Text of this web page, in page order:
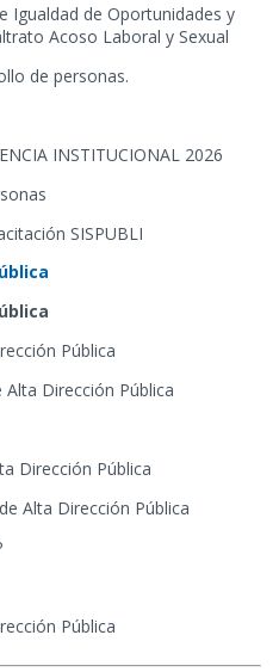
Igualdad de Oportunidades y
Acoso Laboral y Sexual
de personas.
INSTITUCIONAL 2026
SISPUBLI
Pública
Dirección Pública
Dirección Pública
Alta Dirección Pública
Pública